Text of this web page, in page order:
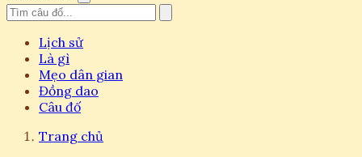
Lịch sử
Là gì
Mẹo dân gian
Đồng dao
Câu đố
Trang chủ